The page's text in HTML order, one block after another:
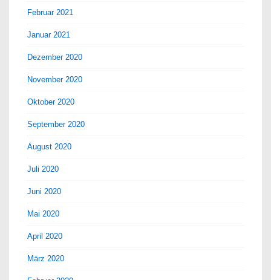
Februar 2021
Januar 2021
Dezember 2020
November 2020
Oktober 2020
September 2020
August 2020
Juli 2020
Juni 2020
Mai 2020
April 2020
März 2020